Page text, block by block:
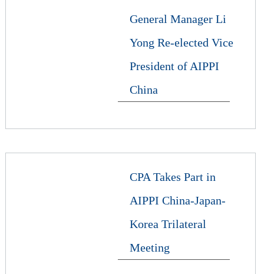
General Manager Li
Yong Re-elected Vice
President of AIPPI
China
CPA Takes Part in
AIPPI China-Japan-
Korea Trilateral
Meeting